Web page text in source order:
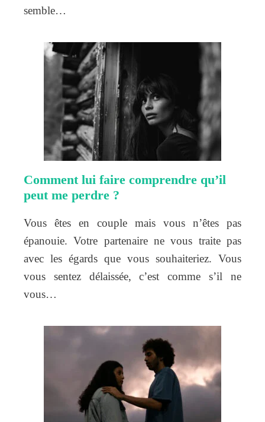
semble…
Comment lui faire comprendre qu’il
peut me perdre ?
Vous êtes en couple mais vous n’êtes pas
épanouie. Votre partenaire ne vous traite pas
avec les égards que vous souhaiteriez. Vous
vous sentez délaissée, c’est comme s’il ne
vous…